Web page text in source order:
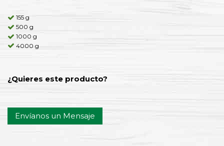
155 g
500 g
1000 g
4000 g
¿Quieres este producto?
Envíanos un Mensaje